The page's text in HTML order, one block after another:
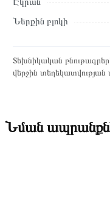
Ներքին բլոկի
Տեխնիկական
վերջին տեղեկատվության
Նման